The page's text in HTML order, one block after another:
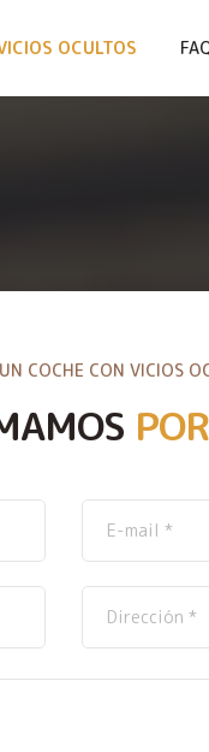
OCULTOS
COCHE CON VICIOS